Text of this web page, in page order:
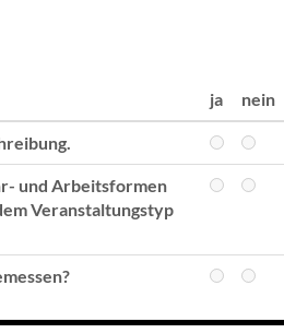
ja nein
und Arbeitsformen
Veranstaltungstyp